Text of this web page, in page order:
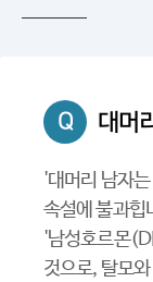
Q 대머
'대머리 남자
속설에 불과힙
'남성호르몬
것으로, 탈모